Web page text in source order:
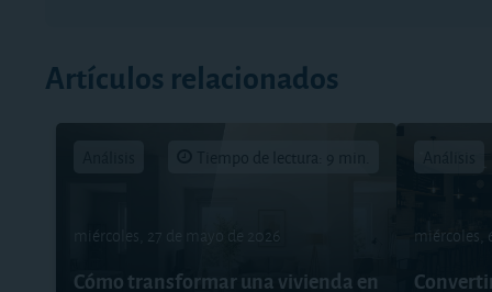
Artículos relacionados
Tiempo de lectura: 9 min.
miércoles, 27 de mayo de 2026
Cómo transformar una vivienda en
miércoles,